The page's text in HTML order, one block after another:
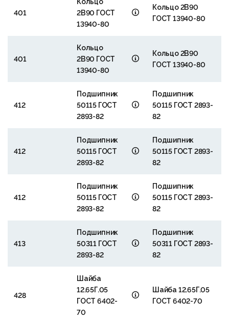
401
2В90 ГОСТ
13940-80
Кольцо 2В90
ГОСТ 13940-80
401
Кольцо
2В90 ГОСТ
13940-80
Кольцо 2В90
ГОСТ 13940-80
412
Подшипник
50115 ГОСТ
2893-82
Подшипник
50115 ГОСТ 2893-
82
412
Подшипник
50115 ГОСТ
2893-82
Подшипник
50115 ГОСТ 2893-
82
412
Подшипник
50115 ГОСТ
2893-82
Подшипник
50115 ГОСТ 2893-
82
413
Подшипник
50311 ГОСТ
2893-82
Подшипник
50311 ГОСТ 2893-
82
428
Шайба
12.65Г.05
ГОСТ 6402-
70
Шайба 12.65Г.05
ГОСТ 6402-70